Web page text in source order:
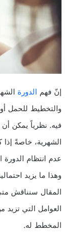
إنّ فهم الدورة
والتخطيط للحمل
فيه. نظرياً يمكن
الشهرية، خاصةً
عدم انتظام
وهذا ما يزيد
المقال سنناقش
العوامل التي
المخطط له.